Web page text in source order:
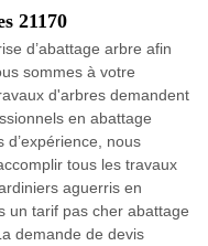
21170
d’abattage arbre afin
sommes à votre
d'arbres demandent
en abattage
d’expérience, nous
tous les travaux
aguerris en
un tarif pas cher abattage
demande de devis